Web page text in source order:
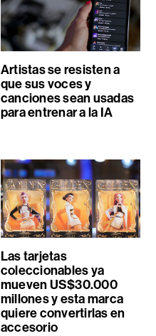
Artistas se resisten a
que sus voces y
canciones sean usadas
para entrenar a la IA
Las tarjetas
coleccionables ya
mueven US$30.000
millones y esta marca
quiere convertirlas en
accesorio